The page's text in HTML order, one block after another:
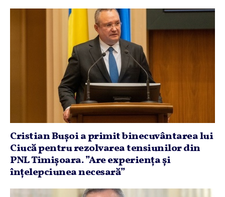
Cristian Buşoi a primit binecuvântarea lui
Ciucă pentru rezolvarea tensiunilor din
PNL Timişoara. ”Are experienţa şi
înţelepciunea necesară”